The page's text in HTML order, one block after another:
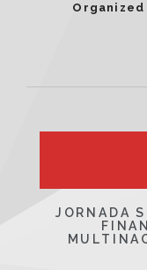
Organized
JORNADA